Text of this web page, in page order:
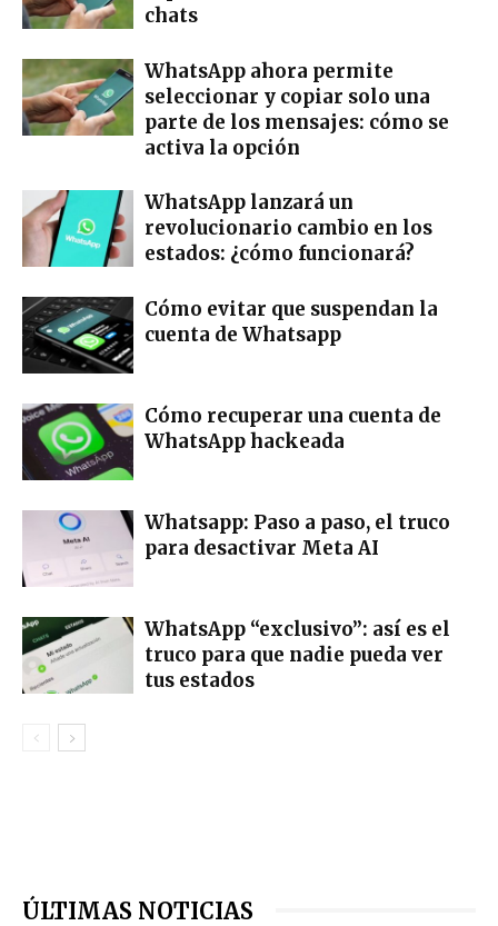
chats
WhatsApp ahora permite
seleccionar y copiar solo una
parte de los mensajes: cómo se
activa la opción
WhatsApp lanzará un
revolucionario cambio en los
estados: ¿cómo funcionará?
Cómo evitar que suspendan la
cuenta de Whatsapp
Cómo recuperar una cuenta de
WhatsApp hackeada
Whatsapp: Paso a paso, el truco
para desactivar Meta AI
WhatsApp “exclusivo”: así es el
truco para que nadie pueda ver
tus estados
ÚLTIMAS NOTICIAS